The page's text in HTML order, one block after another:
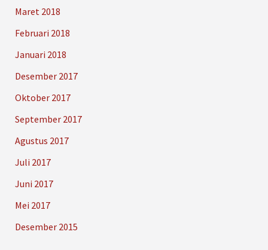
Maret 2018
Februari 2018
Januari 2018
Desember 2017
Oktober 2017
September 2017
Agustus 2017
Juli 2017
Juni 2017
Mei 2017
Desember 2015